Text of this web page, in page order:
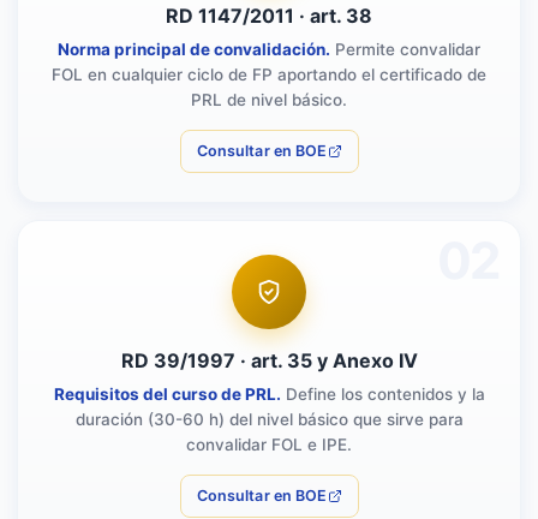
RD 1147/2011 · art. 38
Norma principal de convalidación. Permite convalidar
FOL en cualquier ciclo de FP aportando el certificado de
PRL de nivel básico.
Consultar en BOE
RD 39/1997 · art. 35 y Anexo IV
Requisitos del curso de PRL. Define los contenidos y la
duración (30-60 h) del nivel básico que sirve para
convalidar FOL e IPE.
Consultar en BOE